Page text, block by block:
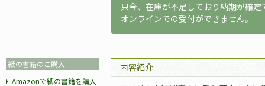
只今、在庫が不足しており納期が確定
オンラインでの受付ができません。
紙の書籍のご購入
Amazonで紙の書籍を購入
内容紹介